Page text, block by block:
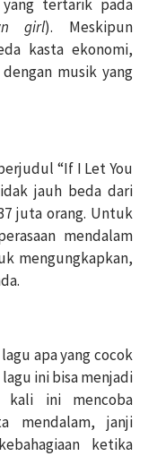
tertarik pada
girl). Meskipun
kasta ekonomi,
musik yang
“If I Let You
jauh beda dari
juta orang. Untuk
mendalam
mengungkapkan,
apa yang cocok
ini bisa menjadi
kali ini mencoba
mendalam, janji
ketika